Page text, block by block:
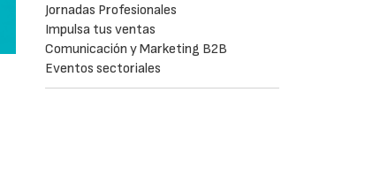
Jornadas Profesionales
Impulsa tus ventas
Comunicación y Marketing B2B
Eventos sectoriales